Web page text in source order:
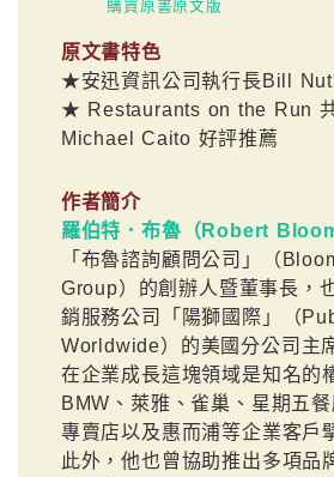
購買原書原文版
原文書特色
★安迅資訊公司執行長Bill
★ Restaurants on the Run
Michael Caito 好評推薦
作者簡介
羅伯特．布魯（Robert Bloom
「布魯諮詢顧問公司」（
Group）的創辦人暨董事長，
銷服務公司「陽獅國際」（
Worldwide）的美國分公司主
在企業成長這塊領域是知名的
BMW、萊雅、雀巢、星期五
專賣店以及惠而浦等企業客戶
此外，他也曾協助推出多項品